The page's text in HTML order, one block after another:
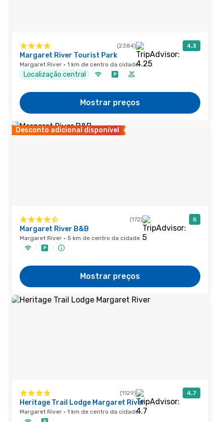
(2384) 4,3
Margaret River Tourist Park
Margaret River · 1 km de centro da cidade
Localização central
Mostrar preços
Desconto adicional disponível
(172) 5
Margaret River B&B
Margaret River · 5 km de centro da cidade
Mostrar preços
(1129) 4,7
Heritage Trail Lodge Margaret River
Margaret River · 1 km de centro da cidade